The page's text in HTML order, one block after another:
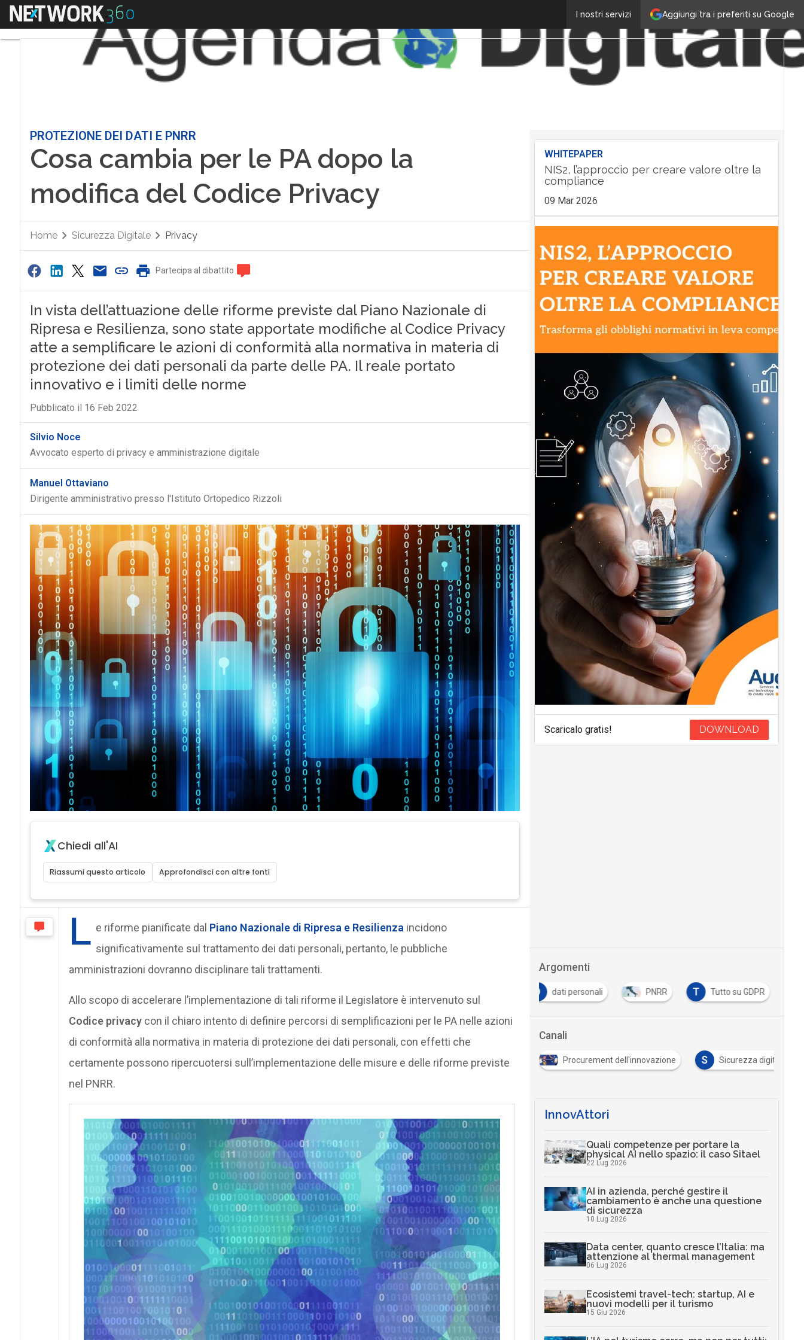
Aggiungi tra i preferiti su Google
I nostri servizi
Menu
PROTEZIONE DEI DATI E PNRR
Cosa cambia per le PA dopo la
modifica del Codice Privacy
Home Sicurezza Digitale Privacy
Partecipa al dibattito
In vista dell’attuazione delle riforme previste dal Piano Nazionale di
Ripresa e Resilienza, sono state apportate modifiche al Codice Privacy
atte a semplificare le azioni di conformità alla normativa in materia di
protezione dei dati personali da parte delle PA. Il reale portato
innovativo e i limiti delle norme
Pubblicato il 16 Feb 2022
Silvio Noce
Avvocato esperto di privacy e amministrazione digitale
Manuel Ottaviano
Dirigente amministrativo presso l'Istituto Ortopedico Rizzoli
Chiedi all'AI
Riassumi questo articolo Approfondisci con altre fonti
L e riforme pianificate dal Piano Nazionale di Ripresa e Resilienza incidono
significativamente sul trattamento dei dati personali, pertanto, le pubbliche
amministrazioni dovranno disciplinare tali trattamenti.
Allo scopo di accelerare l’implementazione di tali riforme il Legislatore è intervenuto sul
Codice privacycon il chiaro intento di definire percorsi di semplificazioni per le PA nelle azioni
di conformità alla normativa in materia di protezione dei dati personali, con effetti che
certamente possono ripercuotersi sull’implementazione delle misure e delle riforme previste
nel PNRR.
WHITEPAPER
NIS2, l’approccio per creare valore oltre la
compliance
09 Mar 2026
Scaricalo gratis! DOWNLOAD
Argomenti
D dati personali PNRR T Tutto su GDPR
Canali
P Privacy Procurement dell'innovazione S Sicurezza digitale
InnovAttori
Quali competenze per portare la
physical AI nello spazio: il caso Sitael
22 Lug 2026
AI in azienda, perché gestire il
cambiamento è anche una questione
di sicurezza
10 Lug 2026
Data center, quanto cresce l’Italia: ma
attenzione al thermal management
06 Lug 2026
Ecosistemi travel-tech: startup, AI e
nuovi modelli per il turismo
15 Giu 2026